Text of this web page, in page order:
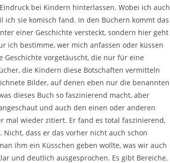
bei Kindern hinterlassen. Wobei ich auch
sie komisch fand. In den Büchern kommt das
einer Geschichte versteckt, sondern hier geht
ich bestimme, wer mich anfassen oder küssen
Geschichte vorgetäuscht, die nur für eine
die Kindern diese Botschaften vermitteln
Bilder, auf denen eben nur die benannten
dieses Buch so faszinierend macht, aber
und auch den einen oder anderen
mal wieder zitiert. Er fand es total faszinierend,
dass er das vorher nicht auch schon
ihm ein Küsschen geben wollte, was wir auch
und deutlich ausgesprochen. Es gibt Bereiche,